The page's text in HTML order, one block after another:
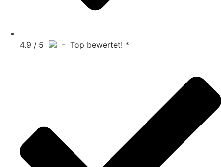
4.9 / 5 - Top bewertet! *